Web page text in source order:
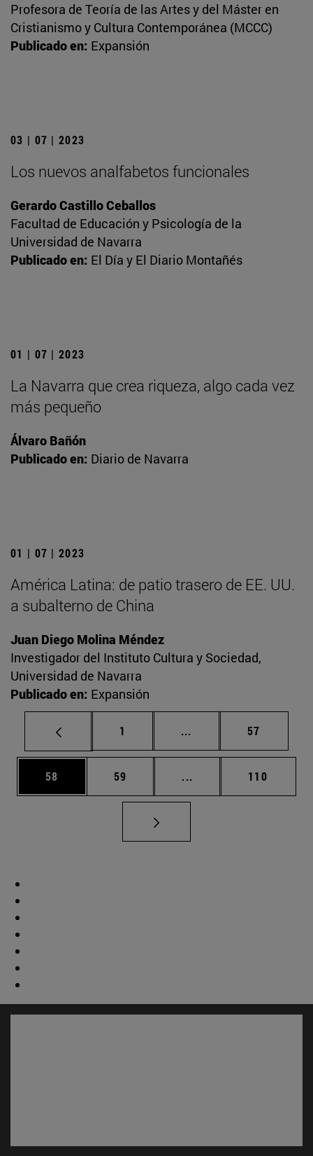
Profesora de Teoría de las Artes y del Máster en
Cristianismo y Cultura Contemporánea (MCCC)
Publicado en: Expansión
03 | 07 | 2023
Los nuevos analfabetos funcionales
Gerardo Castillo Ceballos
Facultad de Educación y Psicología de la
Universidad de Navarra
Publicado en: El Día y El Diario Montañés
01 | 07 | 2023
La Navarra que crea riqueza, algo cada vez
más pequeño
Álvaro Bañón
Publicado en: Diario de Navarra
01 | 07 | 2023
América Latina: de patio trasero de EE. UU.
a subalterno de China
Juan Diego Molina Méndez
Investigador del Instituto Cultura y Sociedad,
Universidad de Navarra
Publicado en: Expansión
Página
1 ... Páginas intermedias
Página
57
Página
58 Página
59 ... Páginas intermedias
Página
110